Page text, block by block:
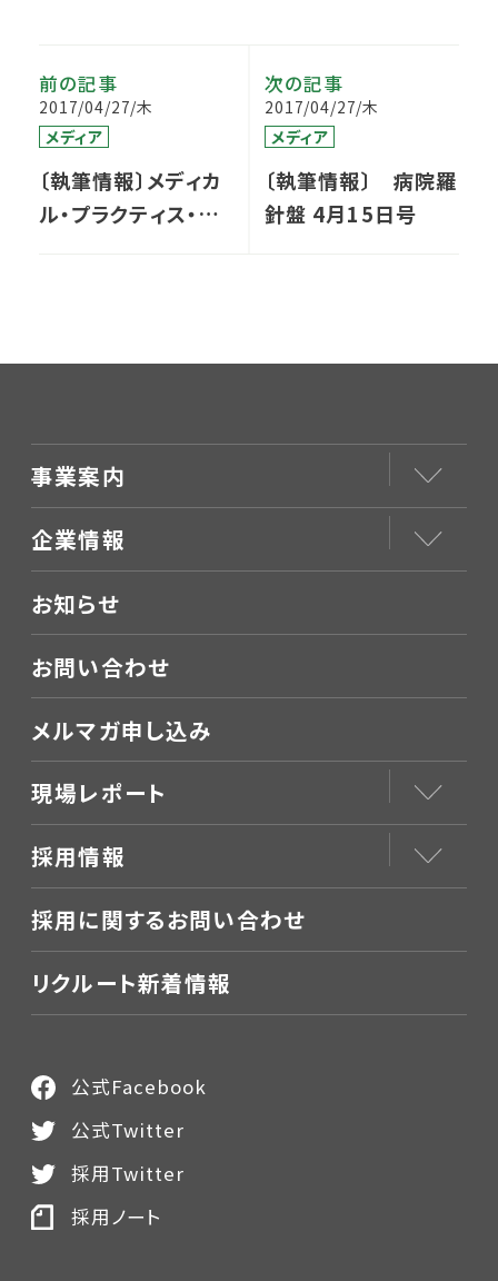
前の記事
2017/04/27/木
メディア
〔執筆情報〕メディカ
ル・プラクティス・ニ
次の記事
2017/04/27/木
メディア
〔執筆情報〕 病院羅
針盤 4月15日号
事業案内
企業情報
お知らせ
お問い合わせ
メルマガ申し込み
現場レポート
採用情報
採用に関するお問い合わせ
リクルート新着情報
公式Facebook
公式Twitter
採用Twitter
採用ノート